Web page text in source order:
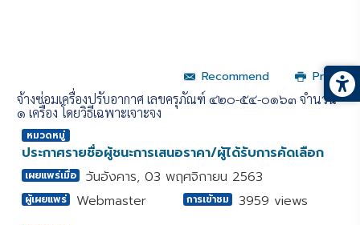
Recommend
Print
จ้างซ่อมเครื่องปรับอากาศ เลขครุภัณฑ์ ๔๒๐-๕๔-๐๑๖๓ จำนวน
๑ เครื่อง โดยวิธีเฉพาะเจาะจง
หมวดหมู่
ประกาศรายชื่อผู้ชนะการเสนอราคา/ผู้ได้รับการคัดเลือก
เผยแพร่เมื่อ วันอังคาร, 03 พฤศจิกายน 2563
ผู้เผยแพร่ Webmaster การเข้าชม 3959 views